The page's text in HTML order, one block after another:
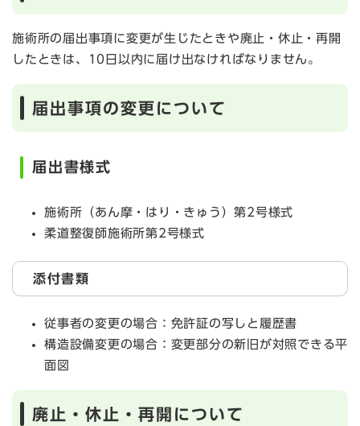
施術所の届出事項に変更が生じたときや廃止・休止・再開
したときは、10日以内に届け出なければなりません。
届出事項の変更について
届出書様式
施術所（あん摩・はり・きゅう）第2号様式
柔道整復師施術所第2号様式
添付書類
従事者の変更の場合：免許証の写しと履歴書
構造設備変更の場合：変更部分の新旧が対照できる平
面図
廃止・休止・再開について